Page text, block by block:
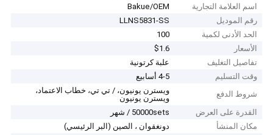
اسم العلامة التجارية
Bakue/OEM
رقم الموديل
LLNS5831-SS
الحد الأدنى لكمية
100
الأسعار
$1.6
تفاصيل التغليف
علبة كرتونية
وقت التسليم
4-5 أسابيع
شروط الدفع
ويسترن يونيون، / تي تي، خطاب الاعتماد،
ويسترن يونيون
القدرة على العرض
50000sets / شهر
مكان المنشأ
دونغقوان ، الصين (البر الرئيسي)